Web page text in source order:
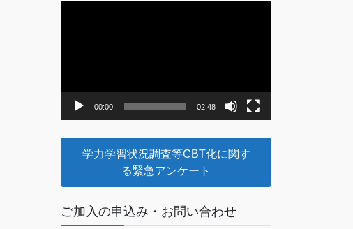
ヤ
00:00 02:48
学力学習状況調査等CBT化に関す
る緊急アンケート
ご加入の申込み・お問い合わせ